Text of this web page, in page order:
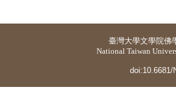
臺灣大學文學院佛
National Taiwan
doi:10.6681/